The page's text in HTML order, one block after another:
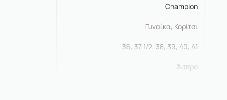
Champion
Γυναίκα, Κορίτσι
36, 37 1/2, 38, 39, 40, 41
Άσπρο